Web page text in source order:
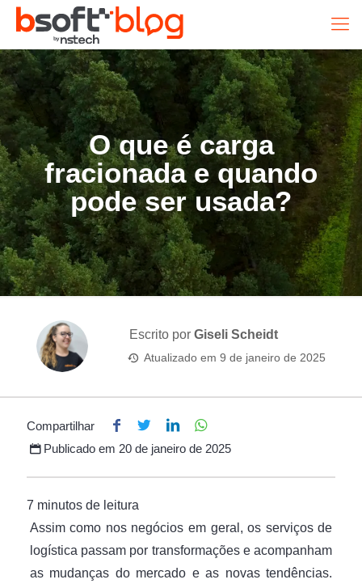
O que é carga
fracionada e quando
pode ser usada?
Escrito por Giseli Scheidt
Atualizado em 9 de janeiro de 2025
Compartilhar
Publicado em 20 de janeiro de 2025
Assim como nos negócios em geral, os serviços de
logística passam por transformações e acompanham
as mudanças do mercado e as novas tendências.